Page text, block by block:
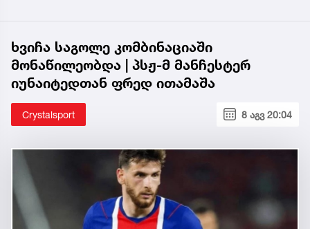
ხვიჩა საგოლე კომბინაციაში
მონაწილეობდა | პსჟ-მ მანჩესტერ
იუნაიტედთან ფრედ ითამაშა
Crystalsport 8 აგვ 20:04